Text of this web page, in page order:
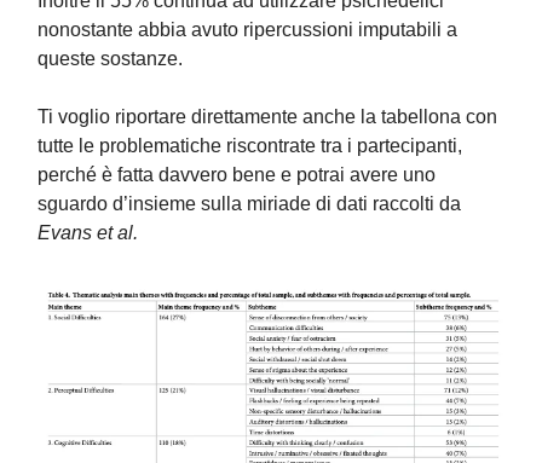
nonostante abbia avuto ripercussioni imputabili a
queste sostanze.
Ti voglio riportare direttamente anche la tabellona con
tutte le problematiche riscontrate tra i partecipanti,
perché è fatta davvero bene e potrai avere uno
sguardo d’insieme sulla miriade di dati raccolti da
Evans et al.